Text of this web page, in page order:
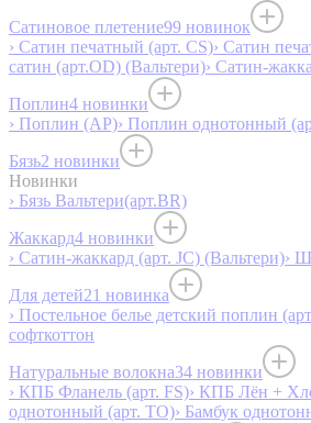
Сатиновое плетение99 новинок
› Сатин печатный (арт. СS)› Сатин
сатин (арт.OD) (Вальтери)› Сатин-
Поплин4 новинки
› Поплин (AP)› Поплин однотонный
Бязь2 новинки
Новинки
› Бязь Вальтери(арт.BR)
Жаккард4 новинки
› Сатин-жаккард (арт. JC) (Вальтери)›
Для детей21 новинка
› Постельное белье детский поплин
софткоттон
Натуральные волокна34 новинки
› КПБ Фланель (арт. FS)› КПБ Лён +
однотонный (арт. TO)› Бамбук